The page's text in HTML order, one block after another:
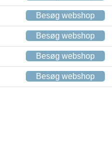
Besøg webshop
Besøg webshop
Besøg webshop
Besøg webshop